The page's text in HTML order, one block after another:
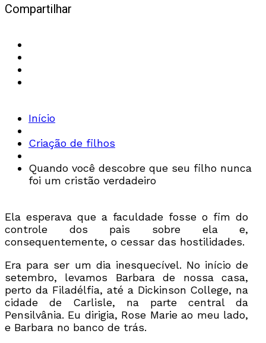
Compartilhar
Início
Criação de filhos
Quando você descobre que seu filho nunca
foi um cristão verdadeiro
Ela esperava que a faculdade fosse o fim do
controle dos pais sobre ela e,
consequentemente, o cessar das hostilidades.
Era para ser um dia inesquecível. No início de
setembro, levamos Barbara de nossa casa,
perto da Filadélfia, até a Dickinson College, na
cidade de Carlisle, na parte central da
Pensilvânia. Eu dirigia, Rose Marie ao meu lado,
e Barbara no banco de trás.